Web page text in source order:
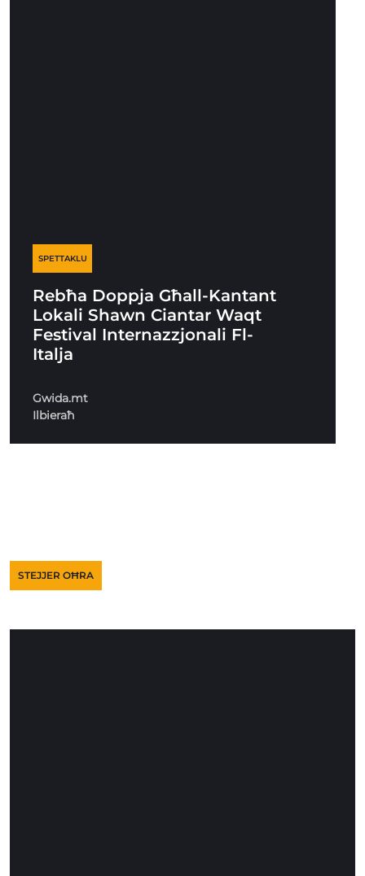
SPETTAKLU
Rebħa Doppja Għall-Kantant
Lokali Shawn Ciantar Waqt
Festival Internazzjonali Fl-
Italja
Gwida.mt
Ilbieraħ
STEJJER OĦRA